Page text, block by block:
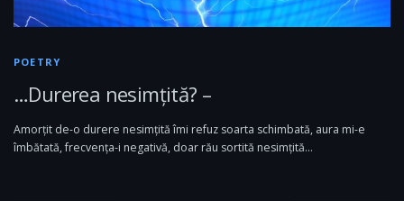
POETRY
…Durerea nesimțită? –
Amorțit de-o durere nesimțită îmi refuz soarta schimbată, aura mi-e
îmbătată, frecvența-i negativă, doar rău sortită nesimțită…